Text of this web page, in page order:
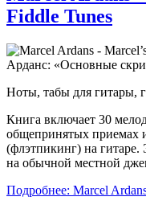
Fiddle Tunes
Арданс: «Основные
Ноты, табы для гитары,
Книга включает 30
общепринятых приемах
(флэтпикинг) на
на обычной местной
Подробнее: Marcel